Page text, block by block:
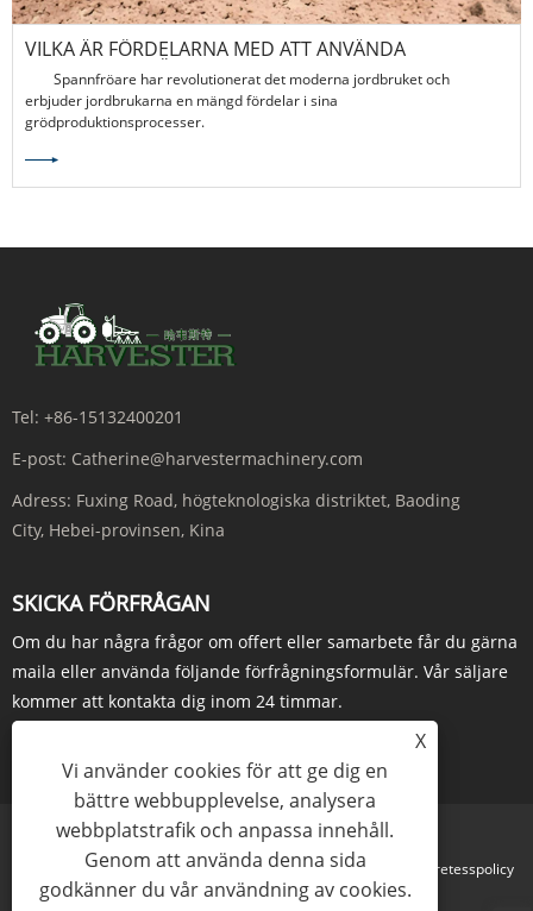
VILKA ÄR FÖRDELARNA MED ATT ANVÄNDA
SPANNMÅLSFRÖARE?
Spannfröare har revolutionerat det moderna jordbruket och
erbjuder jordbrukarna en mängd fördelar i sina
grödproduktionsprocesser.
Tel: +86-15132400201
E-post: Catherine@harvestermachinery.com
Adress: Fuxing Road, högteknologiska distriktet, Baoding
City, Hebei-provinsen, Kina
SKICKA FÖRFRÅGAN
Om du har några frågor om offert eller samarbete får du gärna
maila eller använda följande förfrågningsformulär. Vår säljare
kommer att kontakta dig inom 24 timmar.
Links Sitemap RSS Sekretesspolicy
X
Vi använder cookies för att ge dig en
bättre webbupplevelse, analysera
webbplatstrafik och anpassa innehåll.
Genom att använda denna sida
godkänner du vår användning av cookies.